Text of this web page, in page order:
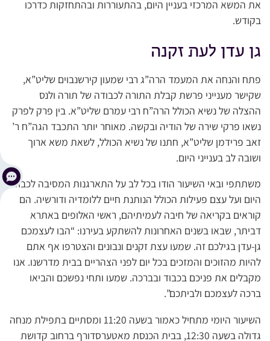
את המשא המרכזי בעניין היום, בהתעוררות ובהתחזקות כדרכו
בקודש.
גן עדן לעת זקנה
פתח והנחה את המעמד הרה”ג רבי שמעון קירשנבוים שליט”א,
שקישר מענייני פרשת קבלת התורה לכבודה של תורה ולנס
ההצלה של נשיא הכולל הרה”ח רבי עמרם שליט”א. בין פרק לפרק
נשאו פרקי שירה של הודיה ובקשה. מאוחר יותר התכבד הגה”ח ר’
זאב פרידמן שליט”א, חתנו של נשיא הכולל, לשאת משא ארוך
ושובה לב בענייני היום.
משתתפי ובאי השיעור הודו בכל לב על התארגנות המסיבה לכבוד
היום ועל עצם פעילות הכולל הנותנת חיים ללומדיה ודורשיה. הם
קוראים בקריאה של חיבה לעמיתיהם, ראשי האלופים באתרא
דביתר, שבאו בשנים האחרונות להשתקע בעירנו: “הבו לעצמכם
גן-עדן בגילכם זה. שמעו עצת זקנים ונבונים והצטרפו אף אתם
להיות מהזוכים והמזכים בכל יום לפני הצהריים בבית מדרשנו. אנו
מקבלים את פניכם בכבוד ובברכה. שמעו ותחי נפשכם והביאו
ברכה לעצמכם ולביתכם”.
השיעור היומי מתחיל כאמור בשעה 11:20 ומסתיים בתפילת מנחה
גדולה בשעה 12:30, בבית הכנסת מאטערסדורף ברחוב קדושת